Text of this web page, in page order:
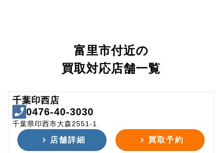
富里市付近の
買取対応店舗一覧
千葉印西店
0476-40-3030
千葉県印西市大森2551-1
店舗詳細 買取予約